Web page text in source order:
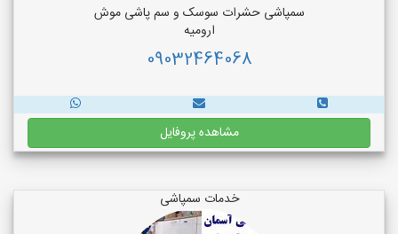
سمپاشی حشرات سوسک و سم پاشی موش
ارومیه
09032464068
مشاهده پروفایل
خدمات سمپاشی